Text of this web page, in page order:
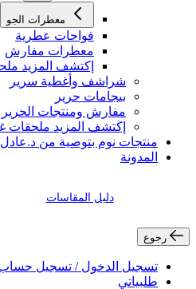
معطرات الجو
فواحات عطرية
معطرات مفارش
إكتشف المزيد
شراشف وأغطية سرير
بيجامات حرير
مفارش ومنتجات الحرير
إكتشف المزيد ملحقات
منتجات نوم بتوصية من د.عادل
المدونة
دليل المقاسات
رجوع
تسجيل الدخول / تسجيل
طلبياتي